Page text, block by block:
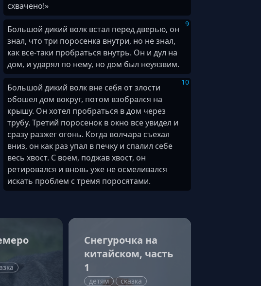
схвачено!»
9
Большой дикий волк встал перед дверью, он
знал, что три поросенка внутри, но не знал,
как все-таки пробраться внутрь. Он и дул на
дом, и ударял по нему, но дом был неуязвим.
10
Большой дикий волк вне себя от злости
обошел дом вокруг, потом взобрался на
крышу. Он хотел пробраться в дом через
трубу. Третий поросенок в окно все увидел и
сразу разжег огонь. Когда волчара съехал
вниз, он как раз упал в печку и спалил себе
весь хвост. С воем, поджав хвост, он
ретировался и вновь уже не осмеливался
искать проблем с тремя поросятами.
Снегурочка на
китайском, часть
1
детям сказка